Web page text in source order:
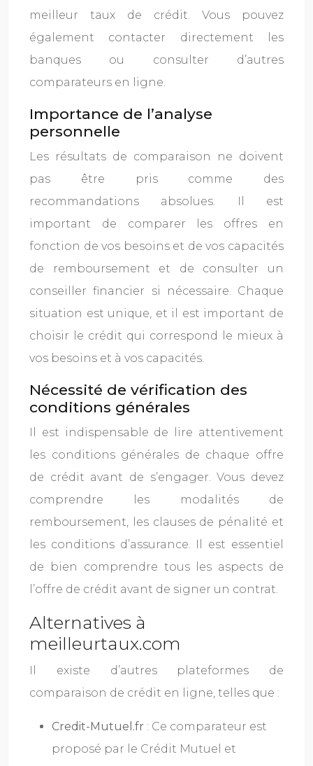
meilleur taux de crédit. Vous pouvez
également contacter directement les
banques ou consulter d’autres
comparateurs en ligne.
Importance de l’analyse
personnelle
Les résultats de comparaison ne doivent
pas être pris comme des
recommandations absolues. Il est
important de comparer les offres en
fonction de vos besoins et de vos capacités
de remboursement et de consulter un
conseiller financier si nécessaire. Chaque
situation est unique, et il est important de
choisir le crédit qui correspond le mieux à
vos besoins et à vos capacités.
Nécessité de vérification des
conditions générales
Il est indispensable de lire attentivement
les conditions générales de chaque offre
de crédit avant de s’engager. Vous devez
comprendre les modalités de
remboursement, les clauses de pénalité et
les conditions d’assurance. Il est essentiel
de bien comprendre tous les aspects de
l’offre de crédit avant de signer un contrat.
Alternatives à
meilleurtaux.com
Il existe d’autres plateformes de
comparaison de crédit en ligne, telles que :
Credit-Mutuel.fr : Ce comparateur est
proposé par le Crédit Mutuel et